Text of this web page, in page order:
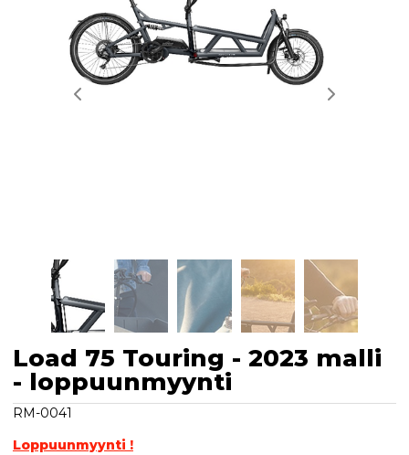
Load 75 Touring - 2023 malli
- loppuunmyynti
RM-0041
Loppuunmyynti !